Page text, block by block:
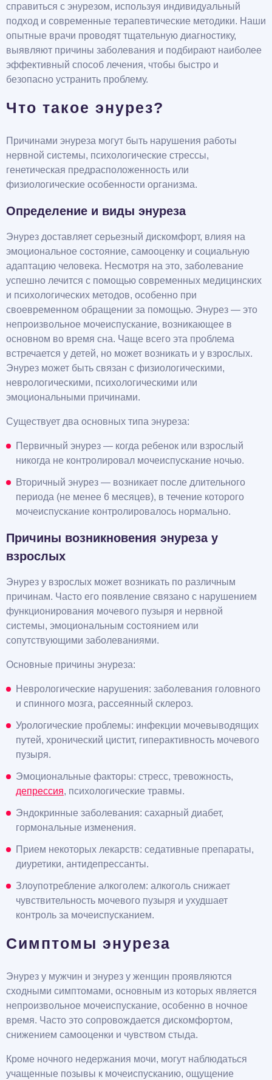
справиться с энурезом, используя индивидуальный
подход и современные терапевтические методики. Наши
опытные врачи проводят тщательную диагностику,
выявляют причины заболевания и подбирают наиболее
эффективный способ лечения, чтобы быстро и
безопасно устранить проблему.
Что такое энурез?
Причинами энуреза могут быть нарушения работы
нервной системы, психологические стрессы,
генетическая предрасположенность или
физиологические особенности организма.
Определение и виды энуреза
Энурез доставляет серьезный дискомфорт, влияя на
эмоциональное состояние, самооценку и социальную
адаптацию человека. Несмотря на это, заболевание
успешно лечится с помощью современных медицинских
и психологических методов, особенно при
своевременном обращении за помощью. Энурез — это
непроизвольное мочеиспускание, возникающее в
основном во время сна. Чаще всего эта проблема
встречается у детей, но может возникать и у взрослых.
Энурез может быть связан с физиологическими,
неврологическими, психологическими или
эмоциональными причинами.
Существует два основных типа энуреза:
Первичный энурез — когда ребенок или взрослый
никогда не контролировал мочеиспускание ночью.
Вторичный энурез — возникает после длительного
периода (не менее 6 месяцев), в течение которого
мочеиспускание контролировалось нормально.
Причины возникновения энуреза у
взрослых
Энурез у взрослых может возникать по различным
причинам. Часто его появление связано с нарушением
функционирования мочевого пузыря и нервной
системы, эмоциональным состоянием или
сопутствующими заболеваниями.
Основные причины энуреза:
Неврологические нарушения: заболевания головного
и спинного мозга, рассеянный склероз.
Урологические проблемы: инфекции мочевыводящих
путей, хронический цистит, гиперактивность мочевого
пузыря.
Эмоциональные факторы: стресс, тревожность,
депрессия, психологические травмы.
Эндокринные заболевания: сахарный диабет,
гормональные изменения.
Прием некоторых лекарств: седативные препараты,
диуретики, антидепрессанты.
Злоупотребление алкоголем: алкоголь снижает
чувствительность мочевого пузыря и ухудшает
контроль за мочеиспусканием.
Симптомы энуреза
Энурез у мужчин и энурез у женщин проявляются
сходными симптомами, основным из которых является
непроизвольное мочеиспускание, особенно в ночное
время. Часто это сопровождается дискомфортом,
снижением самооценки и чувством стыда.
Кроме ночного недержания мочи, могут наблюдаться
учащенные позывы к мочеиспусканию, ощущение